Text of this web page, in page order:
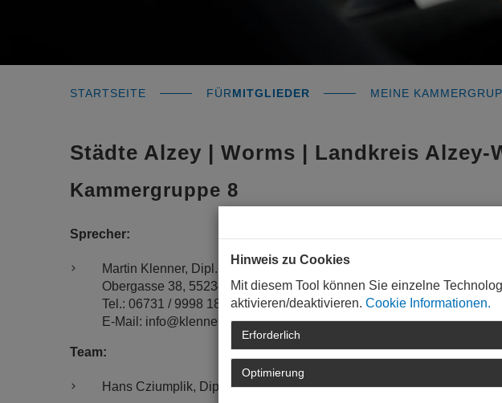
STARTSEITE FÜRMITGLIEDER MEINE
Städte Alzey | Worms | Landkreis Alzey-
Kammergruppe 8
Sprecher:
Martin Klenner, Dipl.-Ing., Freier Architekt
Obergasse 38, 55234 Freimersheim
Tel.: 06731 / 9998 18
E-Mail: info@klenner-architekten.de
Team:
Hans Cziumplik, Dipl.-Ing. (FH), Architekt, Worms
Hinweis zu Cookies
Mit diesem Tool können Sie einzelne
aktivieren/deaktivieren. Cookie Informationen.
Erforderlich
Optimierung